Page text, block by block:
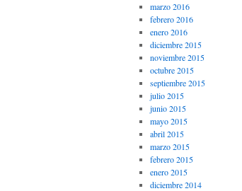
marzo 2016
febrero 2016
enero 2016
diciembre 2015
noviembre 2015
octubre 2015
septiembre 2015
julio 2015
junio 2015
mayo 2015
abril 2015
marzo 2015
febrero 2015
enero 2015
diciembre 2014